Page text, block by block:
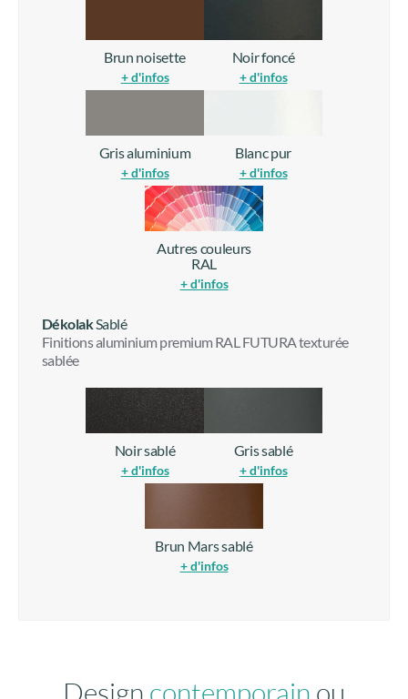
Brun noisette
+ d'infos
Noir foncé
+ d'infos
Gris aluminium
+ d'infos
Blanc pur
+ d'infos
Autres couleurs
RAL
+ d'infos
DékolakSablé
Finitions aluminium premium RAL FUTURA texturée
sablée
Noir sablé
+ d'infos
Gris sablé
+ d'infos
Brun Mars sablé
+ d'infos